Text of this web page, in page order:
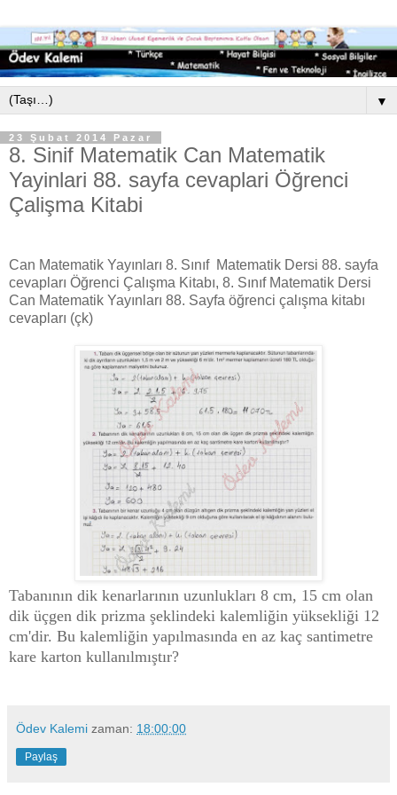
▼
23 Şubat 2014 Pazar
8. Sinif Matematik Can Matematik
Yayinlari 88. sayfa cevaplari Öğrenci
Çalişma Kitabi
Can Matematik Yayınları 8. Sınıf Matematik Dersi 88. sayfa
cevapları Öğrenci Çalışma Kitabı, 8. Sınıf Matematik Dersi
Can Matematik Yayınları 88. Sayfa öğrenci çalışma kitabı
cevapları (çk)
Tabanının dik kenarlarının uzunlukları 8 cm, 15 cm olan
dik üçgen dik prizma şeklindeki kalemliğin yüksekliği 12
cm'dir. Bu kalemliğin yapılmasında en az kaç santimetre
kare karton kullanılmıştır?
Ödev Kalemi zaman: 18:00:00
Paylaş